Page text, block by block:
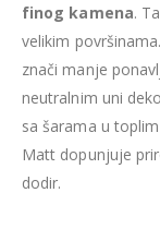
finog kamena.
velikim
znači manje
neutralnim uni
sa šarama u
Matt dopunjuje
dodir.